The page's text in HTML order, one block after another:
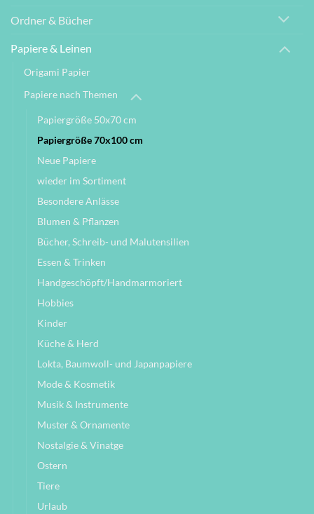
Ordner & Bücher
Papiere & Leinen
Origami Papier
Papiere nach Themen
Papiergröße 50x70 cm
Papiergröße 70x100 cm
Neue Papiere
wieder im Sortiment
Besondere Anlässe
Blumen & Pflanzen
Bücher, Schreib- und Malutensilien
Essen & Trinken
Handgeschöpft/Handmarmoriert
Hobbies
Kinder
Küche & Herd
Lokta, Baumwoll- und Japanpapiere
Mode & Kosmetik
Musik & Instrumente
Muster & Ornamente
Nostalgie & Vinatge
Ostern
Tiere
Urlaub